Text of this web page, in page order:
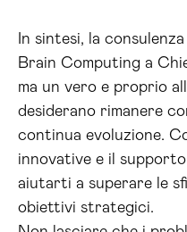
In sintesi, la
Brain Computing a
ma un vero e proprio
desiderano rimanere
continua evoluzione.
innovative e il
aiutarti a superare le
obiettivi strategici.